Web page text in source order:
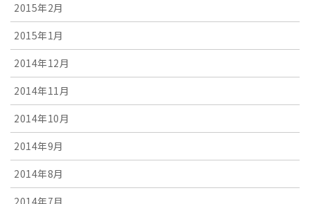
2015年2月
2015年1月
2014年12月
2014年11月
2014年10月
2014年9月
2014年8月